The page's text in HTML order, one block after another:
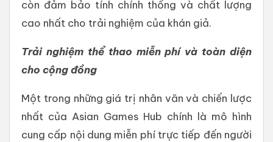
còn đảm bảo tính chính thống và chất lượng
cao nhất cho trải nghiệm của khán giả.
Trải nghiệm thể thao miễn phí và toàn diện
cho cộng đồng
Một trong những giá trị nhân văn và chiến lược
nhất của Asian Games Hub chính là mô hình
cung cấp nội dung miễn phí trực tiếp đến người